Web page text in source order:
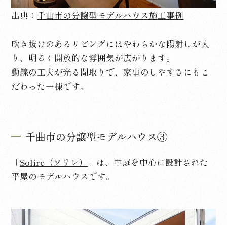
出典： 千曲市の分譲型モデルハウス施工事例
吹き抜けのあるリビングにはやわらかな陽射しが入
り、明るく開放的な雰囲気が広がります。
動線の工夫が光る間取りで、家事のしやすさにもこ
だわった一棟です。
千曲市の分譲型モデルハウス③
「Solire（ソリレ）
」は、中庭を中心に設計された
平屋のモデルハウスです。